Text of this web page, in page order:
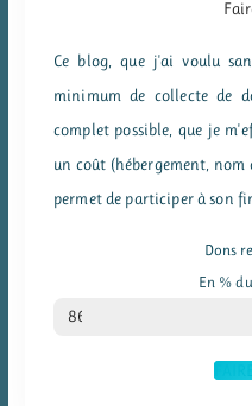
Ce blog, que j'ai voulu
minimum de collecte de
complet possible, que je
un coût (hébergement, nom
permet de participer à son
Dons
En %
% du coût annuel
86